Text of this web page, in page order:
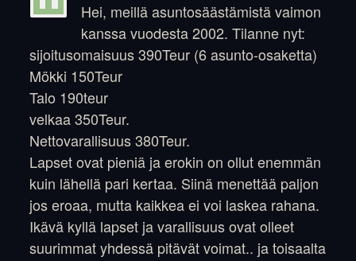
Hei, meillä asuntosäästämistä vaimon
kanssa vuodesta 2002. Tilanne nyt:
sijoitusomaisuus 390Teur (6 asunto-osaketta)
Mökki 150Teur
Talo 190teur
velkaa 350Teur.
Nettovarallisuus 380Teur.
Lapset ovat pieniä ja erokin on ollut enemmän
kuin lähellä pari kertaa. Siinä menettää paljon
jos eroaa, mutta kaikkea ei voi laskea rahana.
Ikävä kyllä lapset ja varallisuus ovat olleet
suurimmat yhdessä pitävät voimat.. ja toisaalta